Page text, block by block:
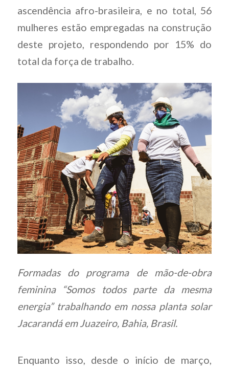
ascendência afro-brasileira, e no total, 56
mulheres estão empregadas na construção
deste projeto, respondendo por 15% do
total da força de trabalho.
Formadas do programa de mão-de-obra
feminina “Somos todos parte da mesma
energia” trabalhando em nossa planta solar
Jacarandá em Juazeiro, Bahia, Brasil.
Enquanto isso, desde o início de março,